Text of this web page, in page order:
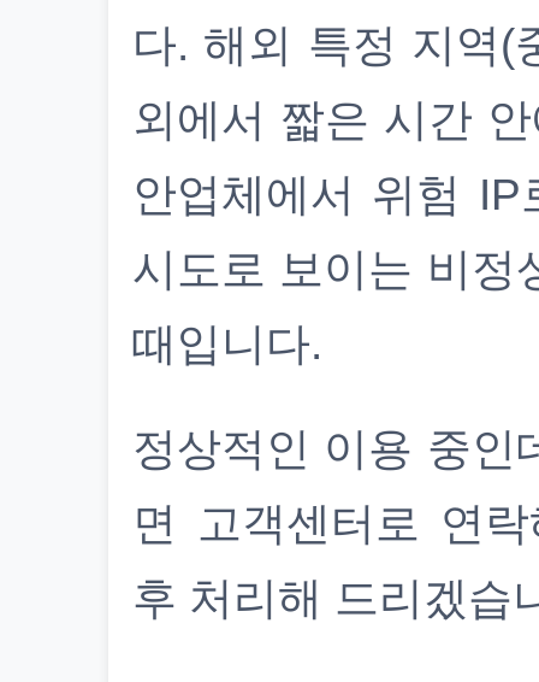
다. 해외 특정 지역(
외에서 짧은 시간
안업체에서 위험
시도로 보이는 비정
때입니다.
정상적인 이용 중인
면 고객센터로 연
후 처리해 드리겠습